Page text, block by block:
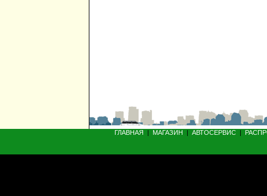
ГЛАВНАЯ | МАГАЗИН | АВТОСЕРВИС |